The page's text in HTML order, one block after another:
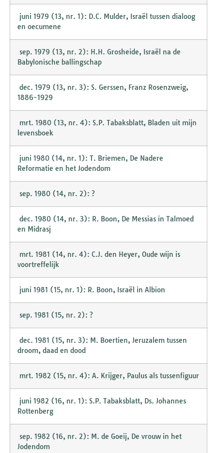
juni 1979 (13, nr. 1): D.C. Mulder, Israël tussen dialoog
en oecumene
sep. 1979 (13, nr. 2): H.H. Grosheide, Israël na de
Babylonische ballingschap
dec. 1979 (13, nr. 3): S. Gerssen, Franz Rosenzweig,
1886-1929
mrt. 1980 (13, nr. 4): S.P. Tabaksblatt, Bladen uit mijn
levensboek
juni 1980 (14, nr. 1): T. Briemen, De Nadere
Reformatie en het Jodendom
sep. 1980 (14, nr. 2): ?
dec. 1980 (14, nr. 3): R. Boon, De Messias in Talmoed
en Midrasj
mrt. 1981 (14, nr. 4): C.J. den Heyer, Oude wijn is
voortreffelijk
juni 1981 (15, nr. 1): R. Boon, Israël in Albion
sep. 1981 (15, nr. 2): ?
dec. 1981 (15, nr. 3): M. Boertien, Jeruzalem tussen
droom, daad en dood
mrt. 1982 (15, nr. 4): A. Krijger, Paulus als tussenfiguur
juni 1982 (16, nr. 1): S.P. Tabaksblatt, Ds. Johannes
Rottenberg
sep. 1982 (16, nr. 2): M. de Goeij, De vrouw in het
Jodendom